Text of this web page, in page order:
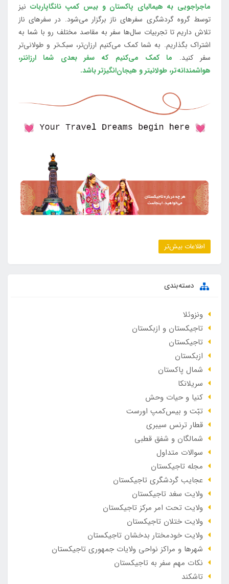
ماجراجویی به هیمالیای پاکستان و بیس کمپ نانگاپاربات نیز
توسط گروه گردشگری سفرهای ناز برگزار می‌شود. در سفرهای ناز
تلاش داریم تا تجربیات سال‌ها سفر به مقاصد مختلف رو با شما به
اشتراک بگذاریم. به شما کمک می‌کنیم ارزان‌تر، سبک‌تر و طولانی‌تر
سفر کنید. ما کمک می‌کنیم که سفر بعدی شما ارزانتر،
هواشمندانه‌تر، طولانی‎تر و هیجان‌انگیزتر باشد.
اطلاعات بیش‌تر
دسته‌بندی
ونزوئلا
تاجیکستان و ازبکستان
تاجیکستان
ازبکستان
شمال پاکستان
سریلانکا
کنیا و حیات وحش
تبّت و بیس‌کمپ اورست
قطار ترنس سیبری
شمالگان و شفق قطبی
سوالات متداول
مجله تاجیکستان
عجایب گردشگری تاجیکستان
ولایت سغد تاجیکستان
ولایت تحت امر مرکز تاجیکستان
ولایت ختلان تاجیکستان
ولایت خودمختار بدخشان تاجیکستان
شهرها و مراکز نواحی ولایات جمهوری تاجیکستان
نکات مهم سفر به تاجیکستان
تاشکند